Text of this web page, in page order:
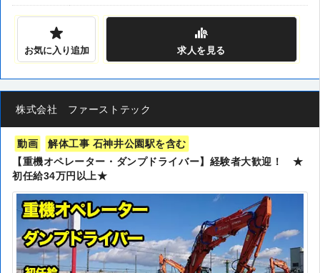
お気に入り追加 求人 を見る
株式会社 ファーストテック
動画
解体工事 石神井公園駅を含む
【重機オペレーター・ダンプドライバー】経験者大歓迎！ ★
初任給34万円以上★